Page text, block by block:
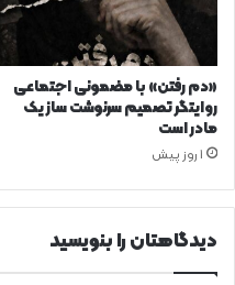
«دم رفتن» با مضمونی اجتماعی
روایتگر تصمیم سرنوشت ساز یک
مادر است
1 روز پیش
دیدگاهتان را بنویسید